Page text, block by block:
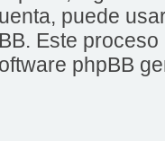
puede
Este
phpBB